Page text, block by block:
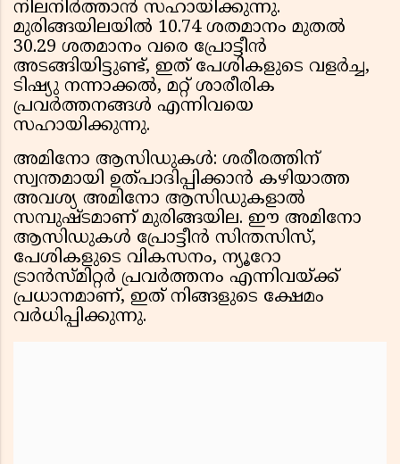
നിലനിര്‍ത്താന്‍ സഹായിക്കുന്നു.
മുരിങ്ങയിലയില്‍ 10.74 ശതമാനം മുതല്‍
30.29 ശതമാനം വരെ പ്രോട്ടീന്‍
അടങ്ങിയിട്ടുണ്ട്, ഇത് പേശികളുടെ വളര്‍ച്ച,
ടിഷ്യു നന്നാക്കല്‍, മറ്റ് ശാരീരിക
പ്രവര്‍ത്തനങ്ങള്‍ എന്നിവയെ
സഹായിക്കുന്നു.
അമിനോ ആസിഡുകള്‍: ശരീരത്തിന്
സ്വന്തമായി ഉത്പാദിപ്പിക്കാന്‍ കഴിയാത്ത
അവശ്യ അമിനോ ആസിഡുകളാല്‍
സമ്പുഷ്ടമാണ് മുരിങ്ങയില. ഈ അമിനോ
ആസിഡുകള്‍ പ്രോട്ടീന്‍ സിന്തസിസ്,
പേശികളുടെ വികസനം, ന്യൂറോ
ട്രാന്‍സ്മിറ്റര്‍ പ്രവര്‍ത്തനം എന്നിവയ്ക്ക്
പ്രധാനമാണ്, ഇത് നിങ്ങളുടെ ക്ഷേമം
വര്‍ധിപ്പിക്കുന്നു.